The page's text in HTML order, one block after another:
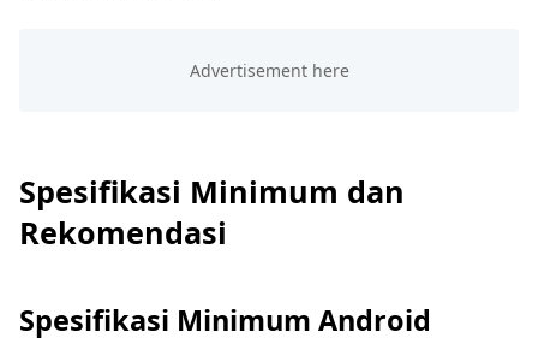
Spesifikasi Minimum dan
Rekomendasi
Spesifikasi Minimum Android